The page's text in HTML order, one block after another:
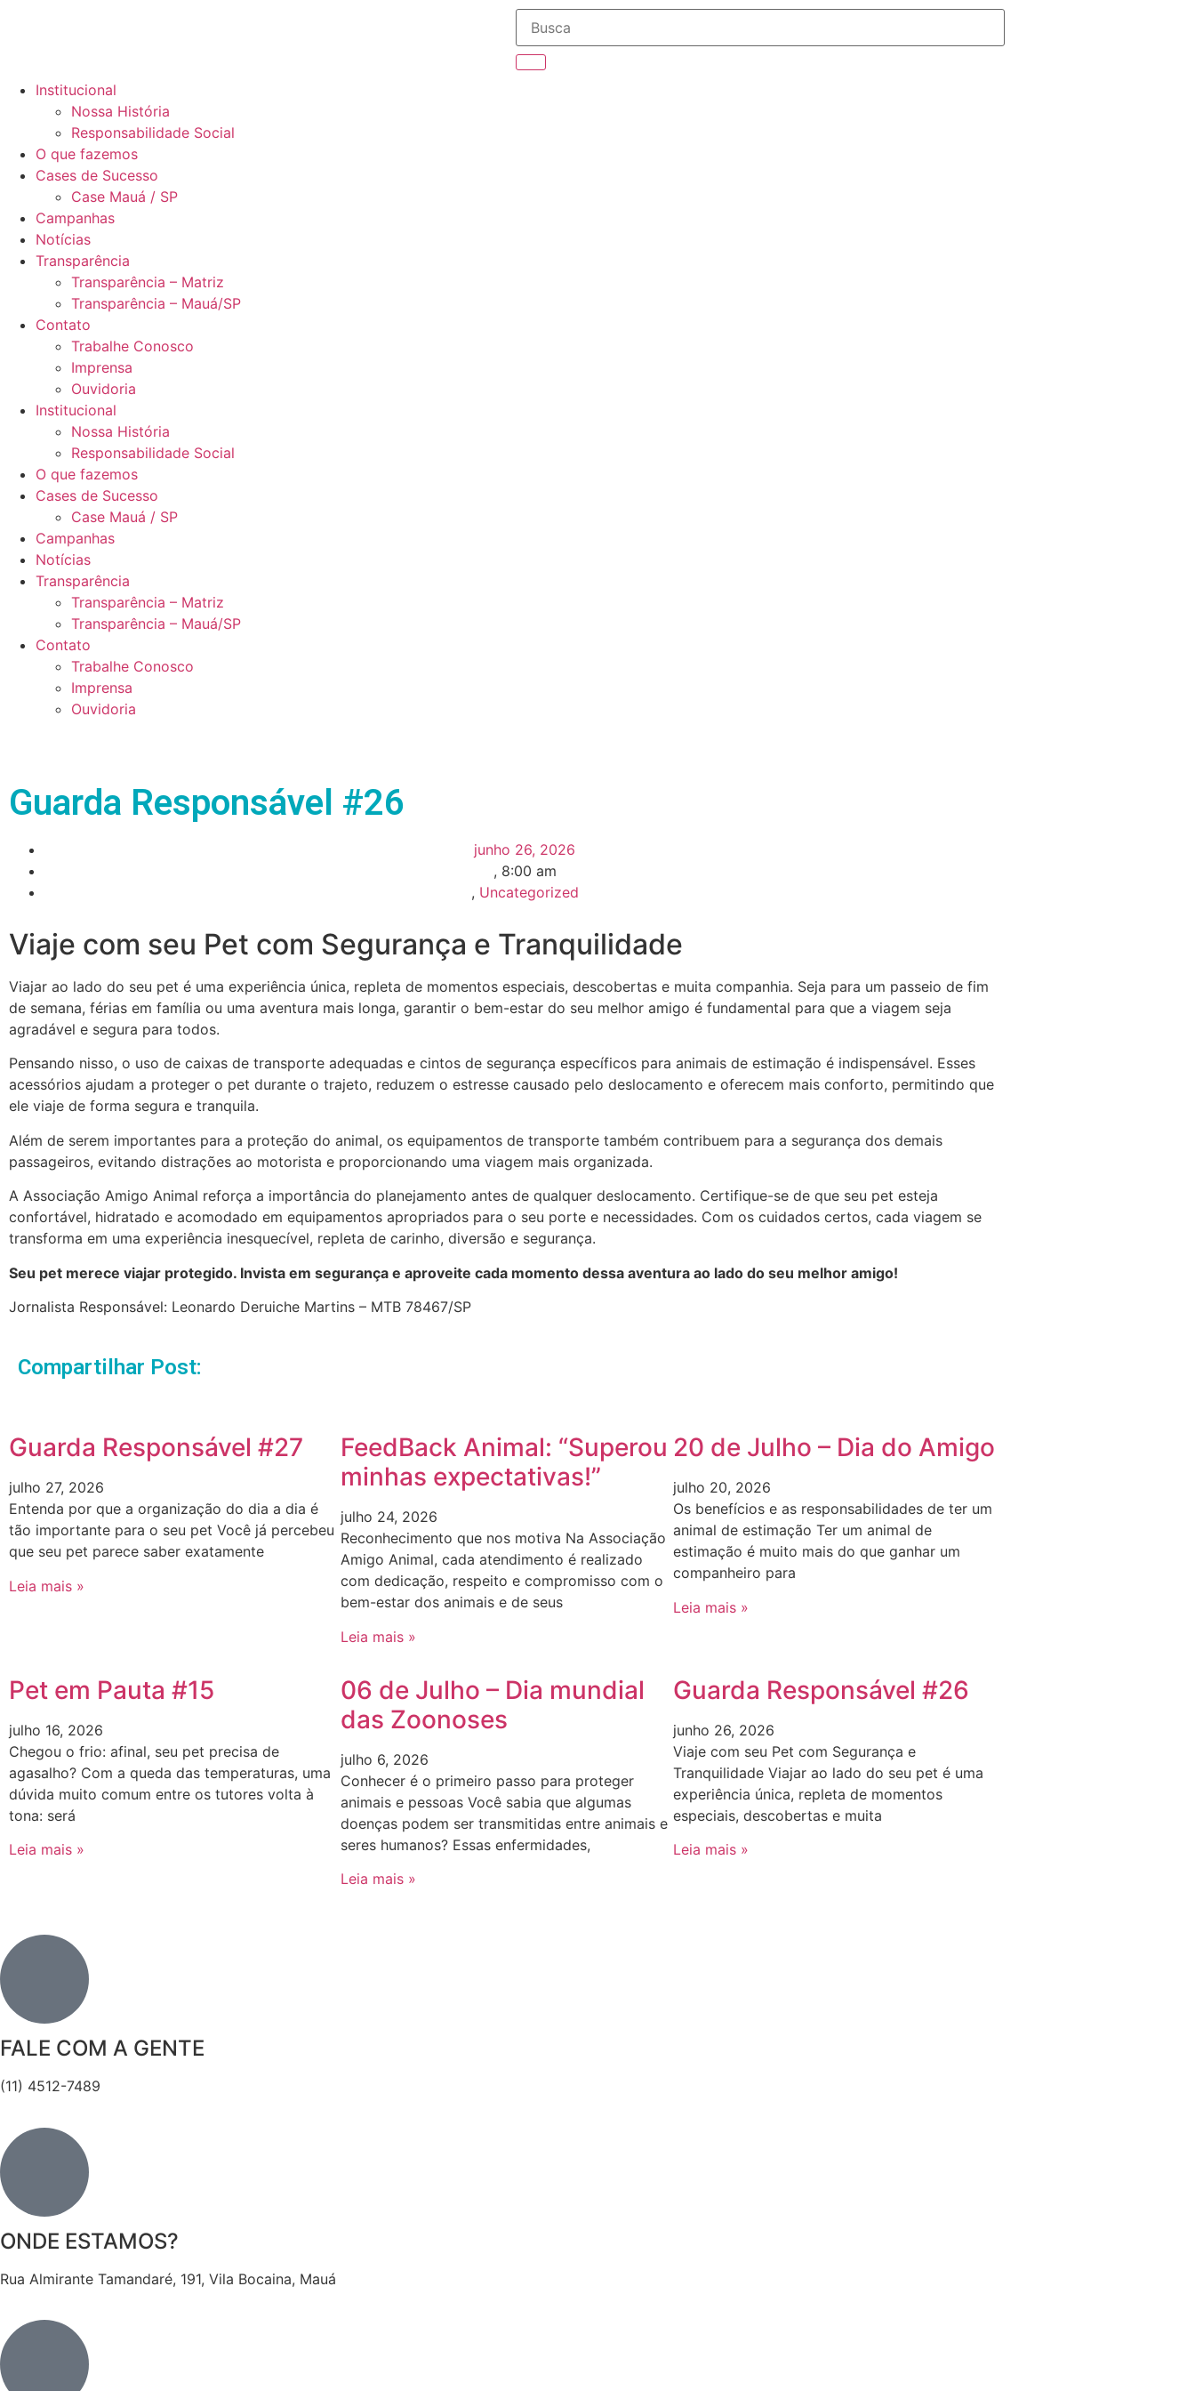
Institucional
Nossa História
Responsabilidade Social
O que fazemos
Cases de Sucesso
Case Mauá / SP
Campanhas
Notícias
Transparência
Transparência – Matriz
Transparência – Mauá/SP
Contato
Trabalhe Conosco
Imprensa
Ouvidoria
Institucional
Nossa História
Responsabilidade Social
O que fazemos
Cases de Sucesso
Case Mauá / SP
Campanhas
Notícias
Transparência
Transparência – Matriz
Transparência – Mauá/SP
Contato
Trabalhe Conosco
Imprensa
Ouvidoria
Guarda Responsável #26
junho 26, 2026
, 8:00 am
, Uncategorized
Viaje com seu Pet com Segurança e Tranquilidade
Viajar ao lado do seu pet é uma experiência única, repleta de momentos especiais, descobertas e muita companhia. Seja para um passeio de fim
de semana, férias em família ou uma aventura mais longa, garantir o bem-estar do seu melhor amigo é fundamental para que a viagem seja
agradável e segura para todos.
Pensando nisso, o uso de caixas de transporte adequadas e cintos de segurança específicos para animais de estimação é indispensável. Esses
acessórios ajudam a proteger o pet durante o trajeto, reduzem o estresse causado pelo deslocamento e oferecem mais conforto, permitindo que
ele viaje de forma segura e tranquila.
Além de serem importantes para a proteção do animal, os equipamentos de transporte também contribuem para a segurança dos demais
passageiros, evitando distrações ao motorista e proporcionando uma viagem mais organizada.
A Associação Amigo Animal reforça a importância do planejamento antes de qualquer deslocamento. Certifique-se de que seu pet esteja
confortável, hidratado e acomodado em equipamentos apropriados para o seu porte e necessidades. Com os cuidados certos, cada viagem se
transforma em uma experiência inesquecível, repleta de carinho, diversão e segurança.
Seu pet merece viajar protegido. Invista em segurança e aproveite cada momento dessa aventura ao lado do seu melhor amigo!
Jornalista Responsável: Leonardo Deruiche Martins – MTB 78467/SP
Compartilhar Post:
Guarda Responsável #27
julho 27, 2026
Entenda por que a organização do dia a dia é
tão importante para o seu pet Você já percebeu
que seu pet parece saber exatamente
Leia mais »
FeedBack Animal: “Superou
minhas expectativas!”
julho 24, 2026
Reconhecimento que nos motiva Na Associação
Amigo Animal, cada atendimento é realizado
com dedicação, respeito e compromisso com o
bem-estar dos animais e de seus
Leia mais »
20 de Julho – Dia do Amigo
julho 20, 2026
Os benefícios e as responsabilidades de ter um
animal de estimação Ter um animal de
estimação é muito mais do que ganhar um
companheiro para
Leia mais »
Pet em Pauta #15
julho 16, 2026
Chegou o frio: afinal, seu pet precisa de
agasalho? Com a queda das temperaturas, uma
dúvida muito comum entre os tutores volta à
tona: será
Leia mais »
06 de Julho – Dia mundial
das Zoonoses
julho 6, 2026
Conhecer é o primeiro passo para proteger
animais e pessoas Você sabia que algumas
doenças podem ser transmitidas entre animais e
seres humanos? Essas enfermidades,
Leia mais »
Guarda Responsável #26
junho 26, 2026
Viaje com seu Pet com Segurança e
Tranquilidade Viajar ao lado do seu pet é uma
experiência única, repleta de momentos
especiais, descobertas e muita
Leia mais »
FALE COM A GENTE
(11) 4512-7489
ONDE ESTAMOS?
Rua Almirante Tamandaré, 191, Vila Bocaina, Mauá